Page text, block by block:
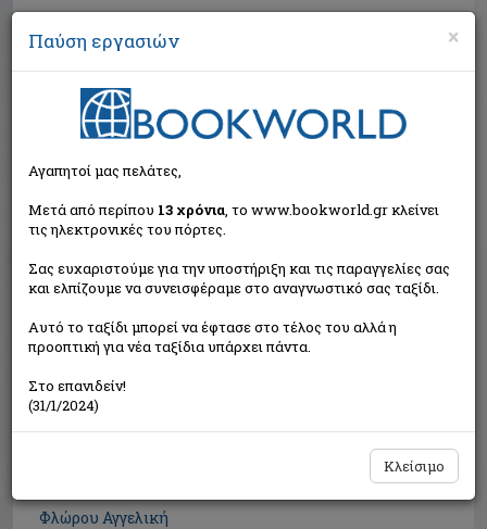
Αναζήτηση
Φλώρου Αγγελική
Η τιμή μας:
Δεν υπάρχει δυνατότητα παραγγελίας
×
Παύση εργασιών
Αγαπητοί μας πελάτες,
Μετά από περίπου 13 χρόνια, το www.bookworld.gr κλείνει
τις ηλεκτρονικές του πόρτες.
Σας ευχαριστούμε για την υποστήριξη και τις παραγγελίες σας
και ελπίζουμε να συνεισφέραμε στο αναγνωστικό σας ταξίδι.
Αυτό το ταξίδι μπορεί να έφτασε στο τέλος του αλλά η
προοπτική για νέα ταξίδια υπάρχει πάντα.
Στο επανιδείν!
(31/1/2024)
Κλείσιμο